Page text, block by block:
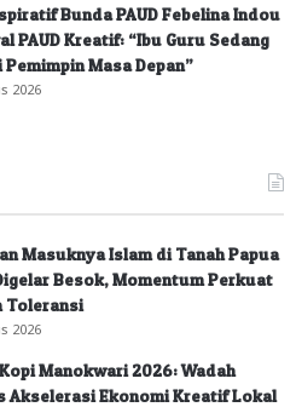
Bunda PAUD Febelina Indou
PAUD Kreatif: “Ibu Guru Sedang
Masa Depan”
2026
Masuknya Islam di Tanah Papua
Besok, Momentum Perkuat
Toleransi
2026
Manokwari 2026: Wadah
Akselerasi Ekonomi Kreatif Lokal